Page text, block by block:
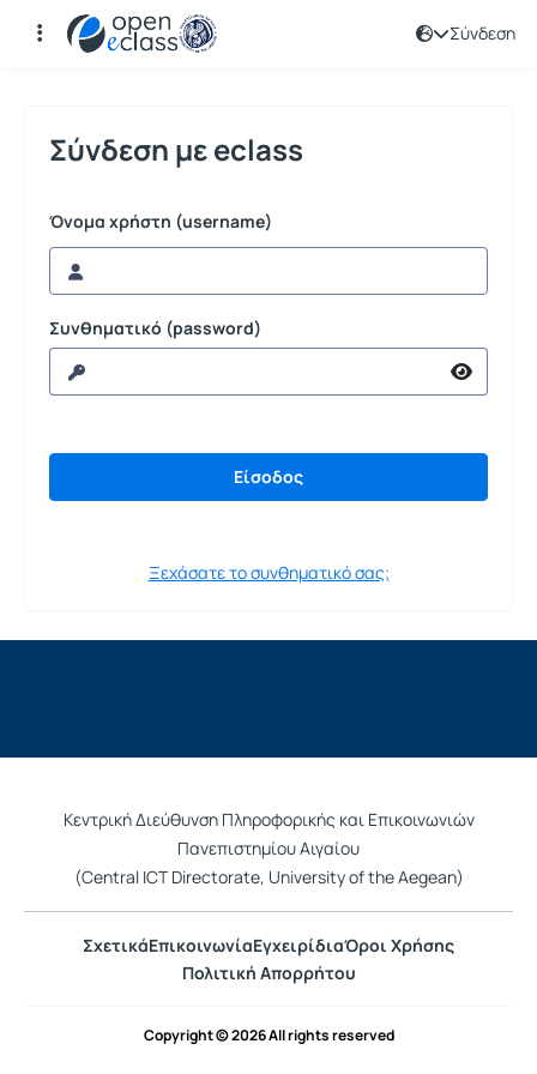
Σύνδεση
Σύνδεση
Σύνδεση με eclass
Όνομα χρήστη (username)
Συνθηματικό (password)
Ξεχάσατε το συνθηματικό σας;
Κεντρική Διεύθυνση Πληροφορικής και Επικοινωνιών
Πανεπιστημίου Αιγαίου
(Central ICT Directorate, University of the Aegean)
ΣχετικάΕπικοινωνίαΕγχειρίδιαΌροι Χρήσης
Πολιτική Απορρήτου
Copyright © 2026 All rights reserved